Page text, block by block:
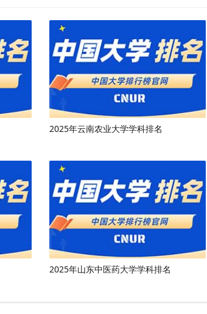
2025年云南农业大学学科排名
2025年山东中医药大学学科排名